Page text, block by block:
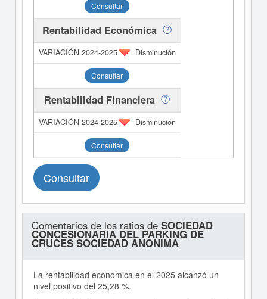
Consultar
Rentabilidad Económica
Disminución
Consultar
Rentabilidad Financiera
Disminución
Consultar
Consultar
Comentarios de los ratios de SOCIEDAD
CONCESIONARIA DEL PARKING DE
CRUCES SOCIEDAD ANONIMA
La rentabilidad económica en el 2025 alcanzó un
nivel positivo del 25,28 %.